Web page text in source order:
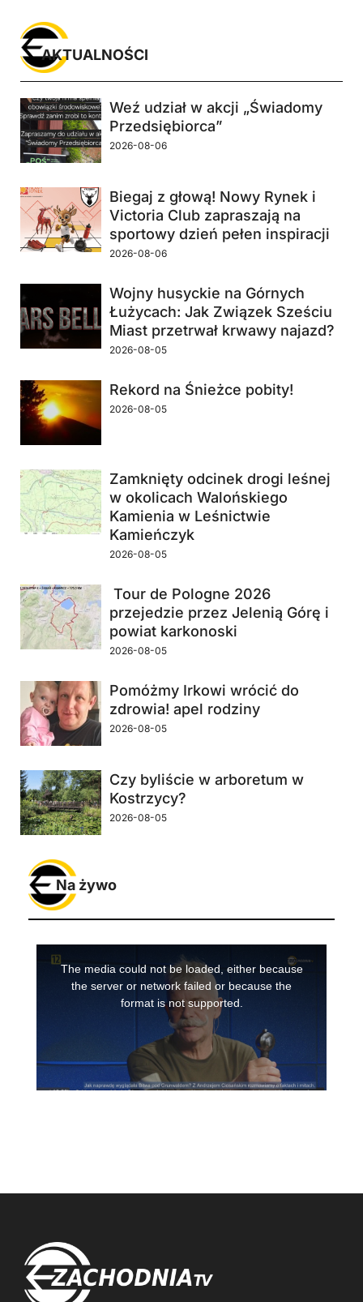
Weź udział w akcji „Świadomy
Przedsiębiorca”
2026-08-06
Biegaj z głową! Nowy Rynek i
Victoria Club zapraszają na
sportowy dzień pełen inspiracji
2026-08-06
Wojny husyckie na Górnych
Łużycach: Jak Związek Sześciu
Miast przetrwał krwawy najazd?
2026-08-05
Rekord na Śnieżce pobity!
2026-08-05
Zamknięty odcinek drogi leśnej
w okolicach Walońskiego
Kamienia w Leśnictwie
Kamieńczyk
2026-08-05
Tour de Pologne 2026
przejedzie przez Jelenią Górę i
powiat karkonoski
2026-08-05
Pomóżmy Irkowi wrócić do
zdrowia! apel rodziny
2026-08-05
Czy byliście w arboretum w
Kostrzycy?
2026-08-05
AKTUALNOŚCI
Na żywo